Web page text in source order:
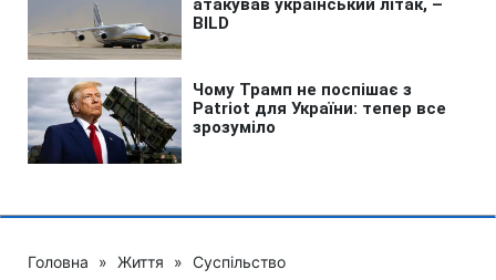
Головна » Життя » Суспільство